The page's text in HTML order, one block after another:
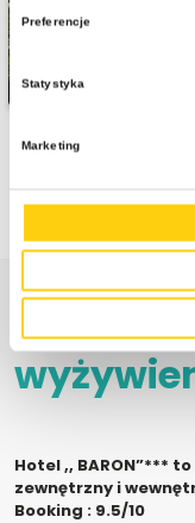
Preferencje
Statystyka
Marketing
Hotel ,, BARON”***
zewnętrzny i
Booking : 9.5/10